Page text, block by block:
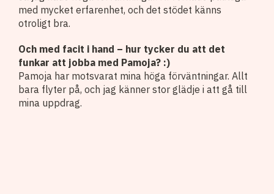
med mycket erfarenhet, och det stödet känns
otroligt bra.
Och med facit i hand – hur tycker du att det
funkar att jobba med Pamoja? :)
Pamoja har motsvarat mina höga förväntningar. Allt
bara flyter på, och jag känner stor glädje i att gå till
mina uppdrag.